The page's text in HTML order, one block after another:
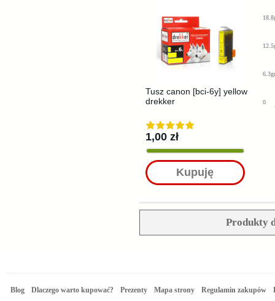
Tusz canon [bci-6y] yellow
drekker
1,00 zł
Kupuję
6.3gr
0
Produkty
Blog Dlaczego warto kupować? Prezenty Mapa strony Regulamin zakupów